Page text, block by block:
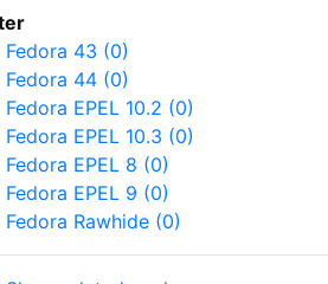
Fedora 43 (0)
Fedora 44 (0)
Fedora EPEL 10.2 (0)
Fedora EPEL 10.3 (0)
Fedora EPEL 8 (0)
Fedora EPEL 9 (0)
Fedora Rawhide (0)